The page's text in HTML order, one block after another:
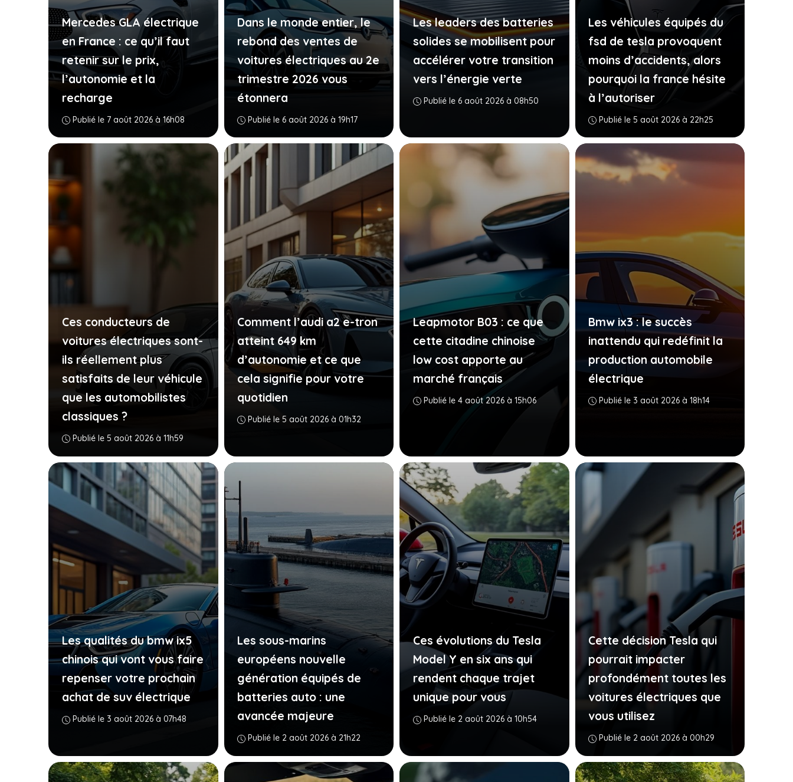
Mercedes GLA électrique
en France : ce qu’il faut
retenir sur le prix,
l’autonomie et la
recharge
Publié le 7 août 2026 à 16h08
Dans le monde entier, le
rebond des ventes de
voitures électriques au 2e
trimestre 2026 vous
étonnera
Publié le 6 août 2026 à 19h17
Les leaders des batteries
solides se mobilisent pour
accélérer votre transition
vers l’énergie verte
Publié le 6 août 2026 à 08h50
Les véhicules équipés du
fsd de tesla provoquent
moins d’accidents, alors
pourquoi la france hésite
à l’autoriser
Publié le 5 août 2026 à 22h25
Ces conducteurs de
voitures électriques sont-
ils réellement plus
satisfaits de leur véhicule
que les automobilistes
classiques ?
Publié le 5 août 2026 à 11h59
Comment l’audi a2 e-tron
atteint 649 km
d’autonomie et ce que
cela signifie pour votre
quotidien
Publié le 5 août 2026 à 01h32
Leapmotor B03 : ce que
cette citadine chinoise
low cost apporte au
marché français
Publié le 4 août 2026 à 15h06
Bmw ix3 : le succès
inattendu qui redéfinit la
production automobile
électrique
Publié le 3 août 2026 à 18h14
Les qualités du bmw ix5
chinois qui vont vous faire
repenser votre prochain
achat de suv électrique
Publié le 3 août 2026 à 07h48
Les sous-marins
européens nouvelle
génération équipés de
batteries auto : une
avancée majeure
Publié le 2 août 2026 à 21h22
Ces évolutions du Tesla
Model Y en six ans qui
rendent chaque trajet
unique pour vous
Publié le 2 août 2026 à 10h54
Cette décision Tesla qui
pourrait impacter
profondément toutes les
voitures électriques que
vous utilisez
Publié le 2 août 2026 à 00h29